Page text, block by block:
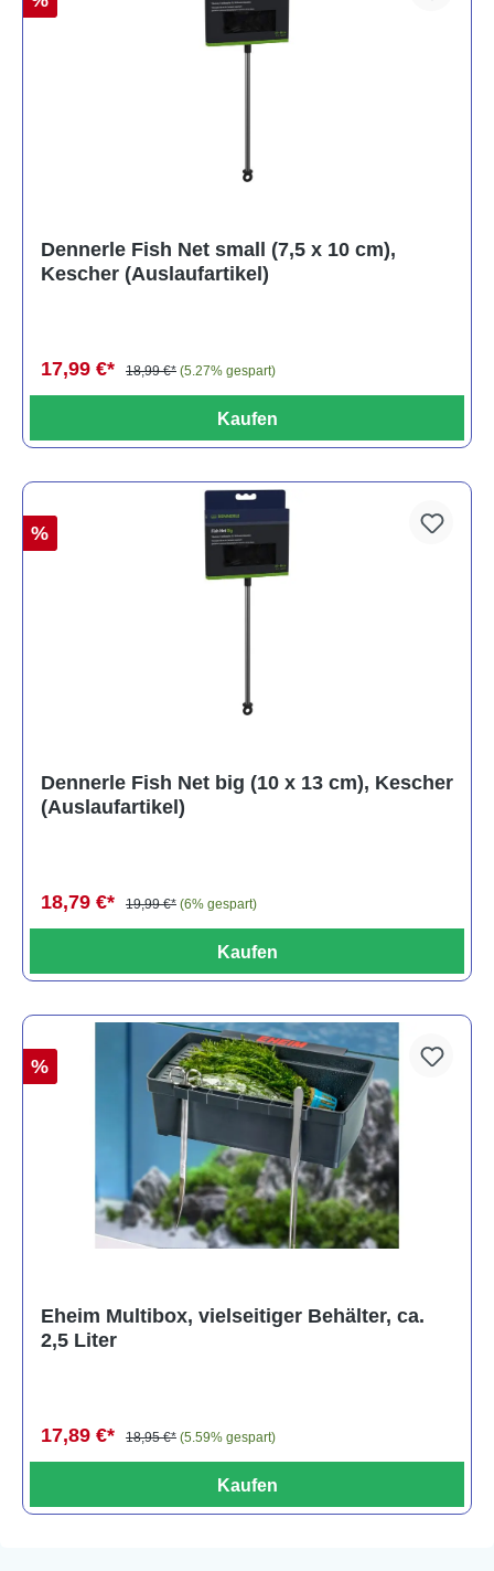
Dennerle Fish Net small (7,5 x 10 cm),
Kescher (Auslaufartikel)
17,99 €* 18,99 €* (5.27% gespart)
Kaufen
%
Dennerle Fish Net big (10 x 13 cm), Kescher
(Auslaufartikel)
18,79 €* 19,99 €* (6% gespart)
Kaufen
%
Eheim Multibox, vielseitiger Behälter, ca.
2,5 Liter
17,89 €* 18,95 €* (5.59% gespart)
Kaufen